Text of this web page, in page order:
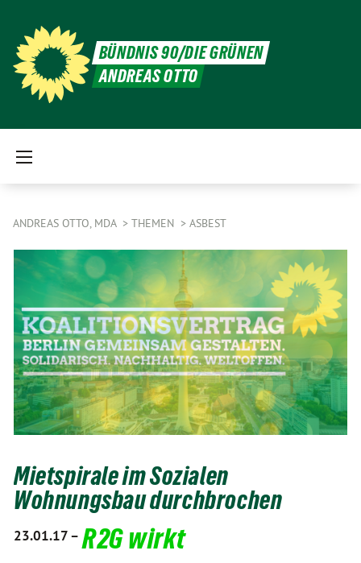
BÜNDNIS 90/DIE GRÜNEN
ANDREAS OTTO
ANDREAS OTTO, MDA THEMEN ASBEST
Mietspirale im Sozialen
Wohnungsbau durchbrochen
23.01.17 – R2G wirkt